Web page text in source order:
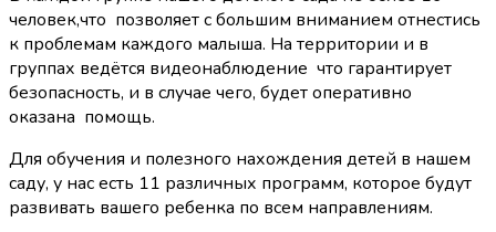
человек,что позволяет с большим вниманием отнестись
к проблемам каждого малыша. На территории и в
группах ведётся видеонаблюдение что гарантирует
безопасность, и в случае чего, будет оперативно
оказана помощь.
Для обучения и полезного нахождения детей в нашем
саду, у нас есть 11 различных программ, которое будут
развивать вашего ребенка по всем направлениям.